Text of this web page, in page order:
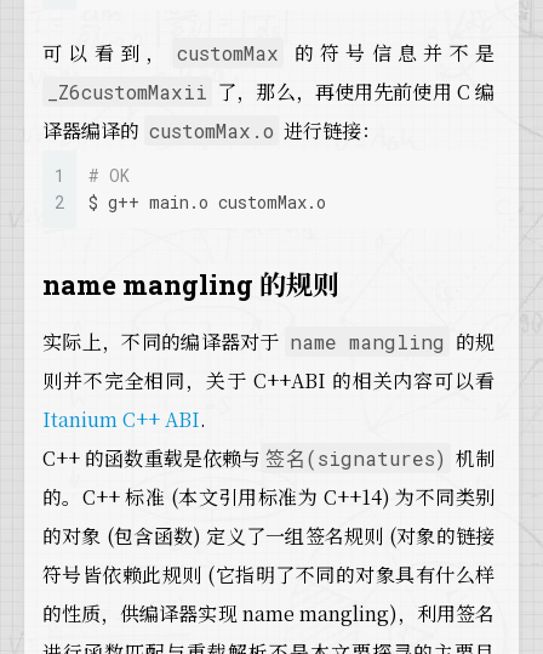
可以看到， customMax 的符号信息并不是
_Z6customMaxii 了，那么，再使用先前使用 C 编
译器编译的 customMax.o 进行链接：
1
2
# OK
$ g++ main.o customMax.o
name mangling 的规则
实际上，不同的编译器对于 name mangling 的规
则并不完全相同，关于 C++ABI 的相关内容可以看
Itanium C++ ABI.
C++ 的函数重载是依赖与 签名(signatures) 机制
的。C++ 标准 (本文引用标准为 C++14) 为不同类别
的对象 (包含函数) 定义了一组签名规则 (对象的链接
符号皆依赖此规则 (它指明了不同的对象具有什么样
的性质，供编译器实现 name mangling)，利用签名